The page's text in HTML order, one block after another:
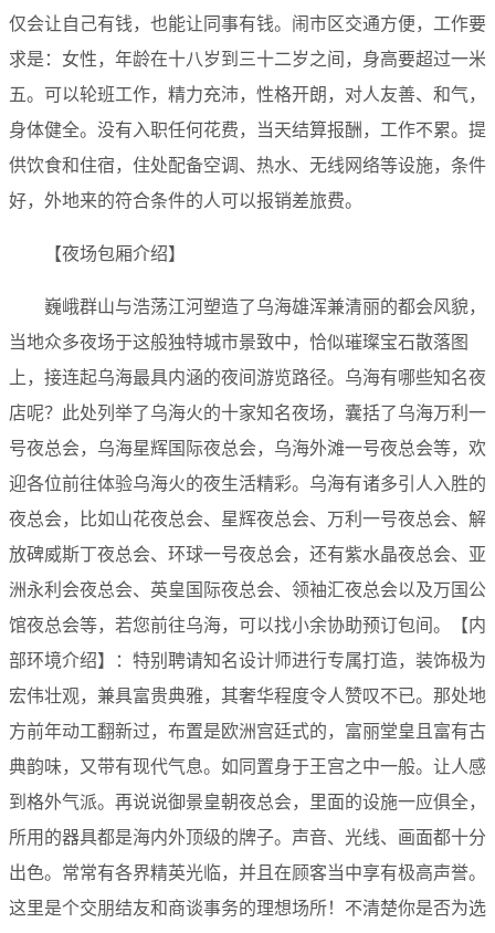
仅会让自己有钱，也能让同事有钱。闹市区交通方便，工作要
求是：女性，年龄在十八岁到三十二岁之间，身高要超过一米
五。可以轮班工作，精力充沛，性格开朗，对人友善、和气，
身体健全。没有入职任何花费，当天结算报酬，工作不累。提
供饮食和住宿，住处配备空调、热水、无线网络等设施，条件
好，外地来的符合条件的人可以报销差旅费。
【夜场包厢介绍】
巍峨群山与浩荡江河塑造了乌海雄浑兼清丽的都会风貌，
当地众多夜场于这般独特城市景致中，恰似璀璨宝石散落图
上，接连起乌海最具内涵的夜间游览路径。乌海有哪些知名夜
店呢？此处列举了乌海火的十家知名夜场，囊括了乌海万利一
号夜总会，乌海星辉国际夜总会，乌海外滩一号夜总会等，欢
迎各位前往体验乌海火的夜生活精彩。乌海有诸多引人入胜的
夜总会，比如山花夜总会、星辉夜总会、万利一号夜总会、解
放碑威斯丁夜总会、环球一号夜总会，还有紫水晶夜总会、亚
洲永利会夜总会、英皇国际夜总会、领袖汇夜总会以及万国公
馆夜总会等，若您前往乌海，可以找小余协助预订包间。【内
部环境介绍】：特别聘请知名设计师进行专属打造，装饰极为
宏伟壮观，兼具富贵典雅，其奢华程度令人赞叹不已。那处地
方前年动工翻新过，布置是欧洲宫廷式的，富丽堂皇且富有古
典韵味，又带有现代气息。如同置身于王宫之中一般。让人感
到格外气派。再说说御景皇朝夜总会，里面的设施一应俱全，
所用的器具都是海内外顶级的牌子。声音、光线、画面都十分
出色。常常有各界精英光临，并且在顾客当中享有极高声誉。
这里是个交朋结友和商谈事务的理想场所！不清楚你是否为选